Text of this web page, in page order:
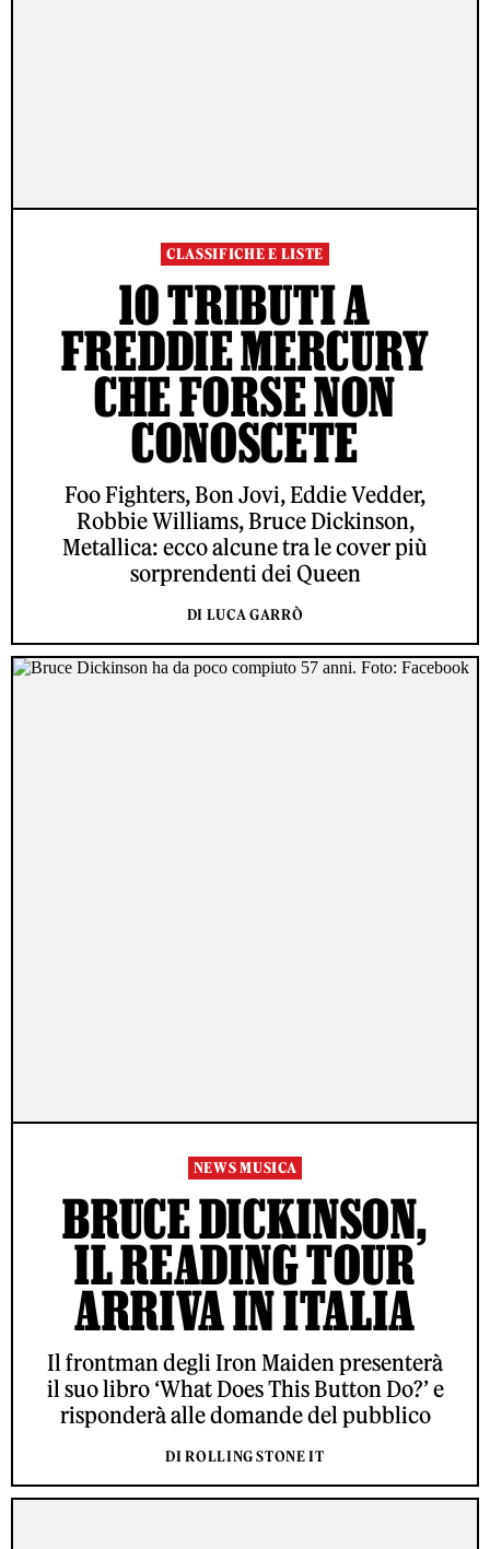
CLASSIFICHE E LISTE
10 TRIBUTI A
FREDDIE MERCURY
CHE FORSE NON
CONOSCETE
Foo Fighters, Bon Jovi, Eddie Vedder,
Robbie Williams, Bruce Dickinson,
Metallica: ecco alcune tra le cover più
sorprendenti dei Queen
DI LUCA GARRÒ
NEWS MUSICA
BRUCE DICKINSON,
IL READING TOUR
ARRIVA IN ITALIA
Il frontman degli Iron Maiden presenterà
il suo libro ‘What Does This Button Do?’ e
risponderà alle domande del pubblico
DI ROLLING STONE IT